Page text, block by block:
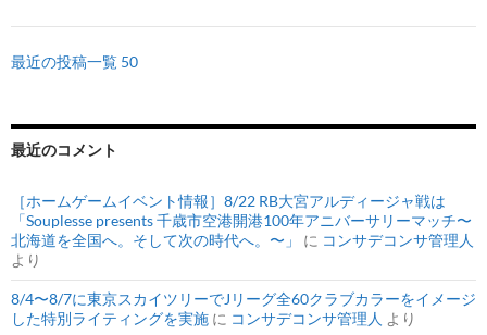
最近の投稿一覧 50
最近のコメント
［ホームゲームイベント情報］8/22 RB大宮アルディージャ戦は
「Souplesse presents 千歳市空港開港100年アニバーサリーマッチ〜
北海道を全国へ。そして次の時代へ。〜」
に コンサデコンサ管理人
より
8/4〜8/7に東京スカイツリーでJリーグ全60クラブカラーをイメージ
した特別ライティングを実施 に コンサデコンサ管理人 より